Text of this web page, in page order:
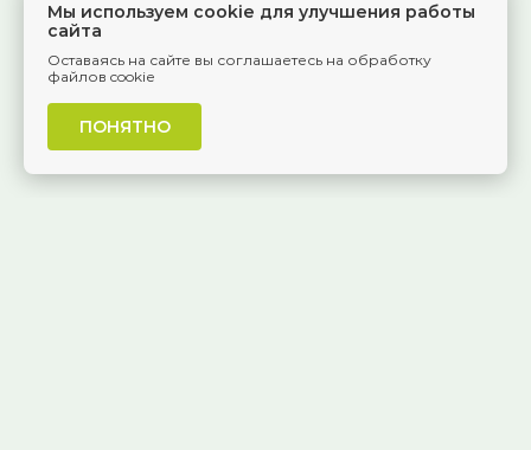
Мы используем cookie для улучшения работы
сайта
Оставаясь на сайте вы соглашаетесь на обработку
файлов cookie
ПОНЯТНО